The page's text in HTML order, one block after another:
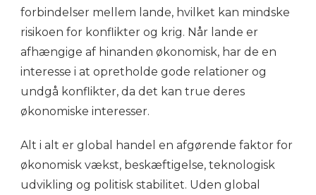
forbindelser mellem lande, hvilket kan mindske
risikoen for konflikter og krig. Når lande er
afhængige af hinanden økonomisk, har de en
interesse i at opretholde gode relationer og
undgå konflikter, da det kan true deres
økonomiske interesser.
Alt i alt er global handel en afgørende faktor for
økonomisk vækst, beskæftigelse, teknologisk
udvikling og politisk stabilitet. Uden global